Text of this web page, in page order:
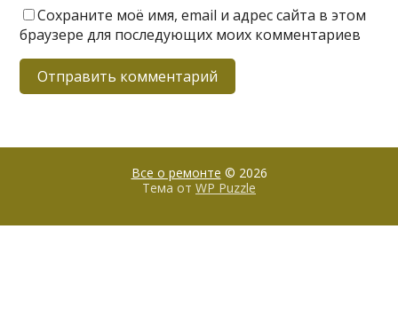
Сохраните моё имя, email и адрес сайта в этом
браузере для последующих моих комментариев
Все о ремонте © 2026
Тема от WP Puzzle